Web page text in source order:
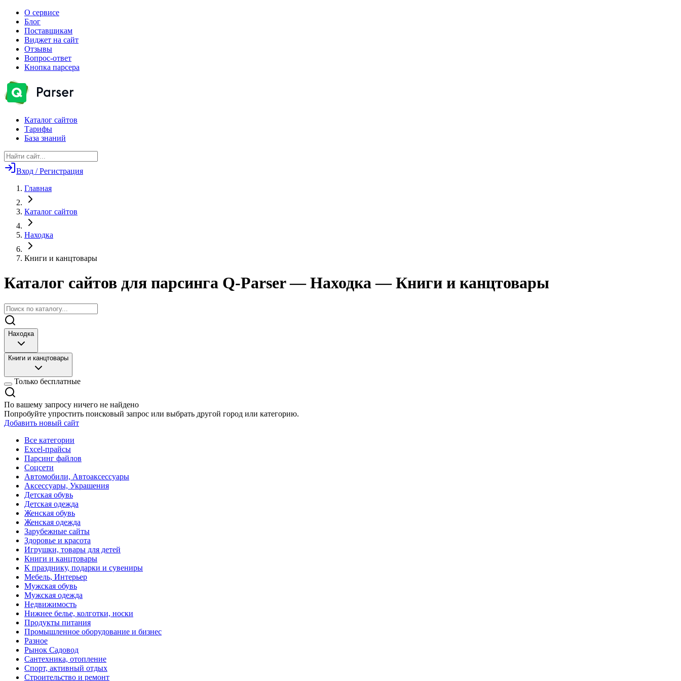
О сервисе
Блог
Поставщикам
Виджет на сайт
Отзывы
Вопрос-ответ
Кнопка парсера
Каталог сайтов
Тарифы
База знаний
Вход / Регистрация
Главная
Каталог сайтов
Находка
Книги и канцтовары
Каталог сайтов для парсинга Q-Parser— Находка — Книги и канцтовары
Находка
Книги и канцтовары
Только бесплатные
По вашему запросу ничего не найдено
Попробуйте упростить поисковый запрос или выбрать другой город или категорию.
Добавить новый сайт
Все категории
Excel-прайсы
Парсинг файлов
Соцсети
Автомобили, Автоаксессуары
Аксессуары, Украшения
Детская обувь
Детская одежда
Женская обувь
Женская одежда
Зарубежные сайты
Здоровье и красота
Игрушки, товары для детей
Книги и канцтовары
К празднику, подарки и сувениры
Мебель, Интерьер
Мужская обувь
Мужская одежда
Недвижимость
Нижнее белье, колготки, носки
Продукты питания
Промышленное оборудование и бизнес
Разное
Рынок Садовод
Сантехника, отопление
Спорт, активный отдых
Строительство и ремонт